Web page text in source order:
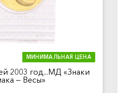
МИНИМАЛЬНАЯ ЦЕНА
2003 год...МД «Знаки
— Весы»